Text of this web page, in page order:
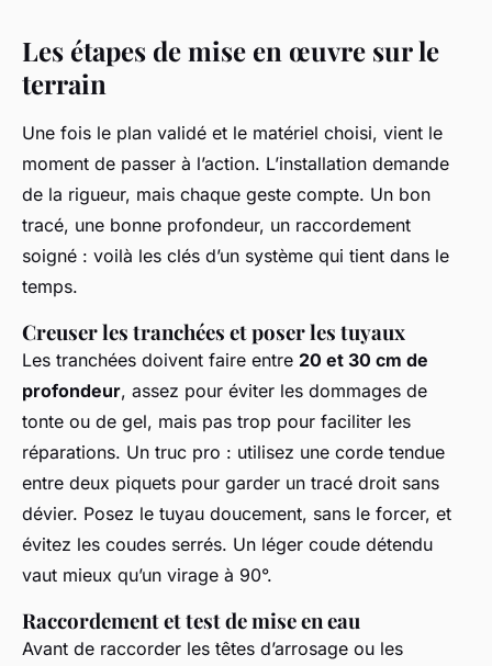
Les étapes de mise en œuvre sur le
terrain
Une fois le plan validé et le matériel choisi, vient le
moment de passer à l’action. L’installation demande
de la rigueur, mais chaque geste compte. Un bon
tracé, une bonne profondeur, un raccordement
soigné : voilà les clés d’un système qui tient dans le
temps.
Creuser les tranchées et poser les tuyaux
Les tranchées doivent faire entre 20 et 30 cm de
profondeur, assez pour éviter les dommages de
tonte ou de gel, mais pas trop pour faciliter les
réparations. Un truc pro : utilisez une corde tendue
entre deux piquets pour garder un tracé droit sans
dévier. Posez le tuyau doucement, sans le forcer, et
évitez les coudes serrés. Un léger coude détendu
vaut mieux qu’un virage à 90°.
Raccordement et test de mise en eau
Avant de raccorder les têtes d’arrosage ou les